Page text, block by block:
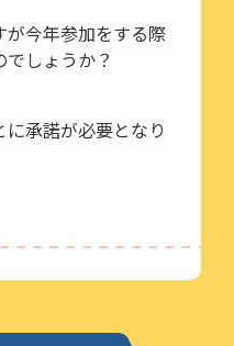
が今年参加をする際
しょうか？
承諾が必要となり